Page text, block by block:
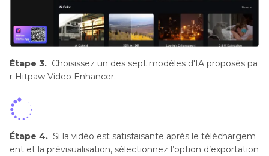
Étape 3. Choisissez un des sept modèles d'IA proposés pa
r Hitpaw Video Enhancer.
Étape 4. Si la vidéo est satisfaisante après le téléchargem
ent et la prévisualisation, sélectionnez l’option d’exportation